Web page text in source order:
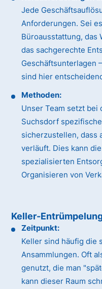
Jede
Anforderungen. Sei
Büroausstattung, das
das sachgerechte
Geschäftsunterlagen
sind hier
Methoden:
Unser Team setzt bei
Suchsdorf
sicherzustellen, dass
verläuft. Dies kann
spezialisierten
Organisieren von
Keller-
Zeitpunkt:
Keller sind häufig die
Ansammlungen. Oft
genutzt, die man
kann dieser Raum